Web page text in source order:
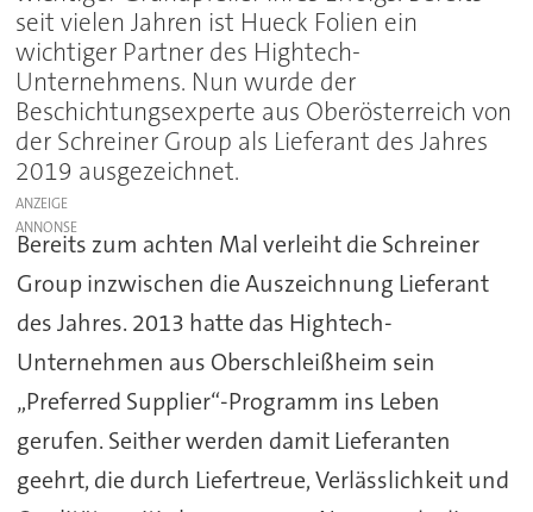
seit vielen Jahren ist Hueck Folien ein
wichtiger Partner des Hightech-
Unternehmens. Nun wurde der
Beschichtungsexperte aus Oberösterreich von
der Schreiner Group als Lieferant des Jahres
2019 ausgezeichnet.
ANZEIGE
Bereits zum achten Mal verleiht die Schreiner
Group inzwischen die Auszeichnung Lieferant
des Jahres. 2013 hatte das Hightech-
Unternehmen aus Oberschleißheim sein
„Preferred Supplier“-Programm ins Leben
gerufen. Seither werden damit Lieferanten
geehrt, die durch Liefertreue, Verlässlichkeit und